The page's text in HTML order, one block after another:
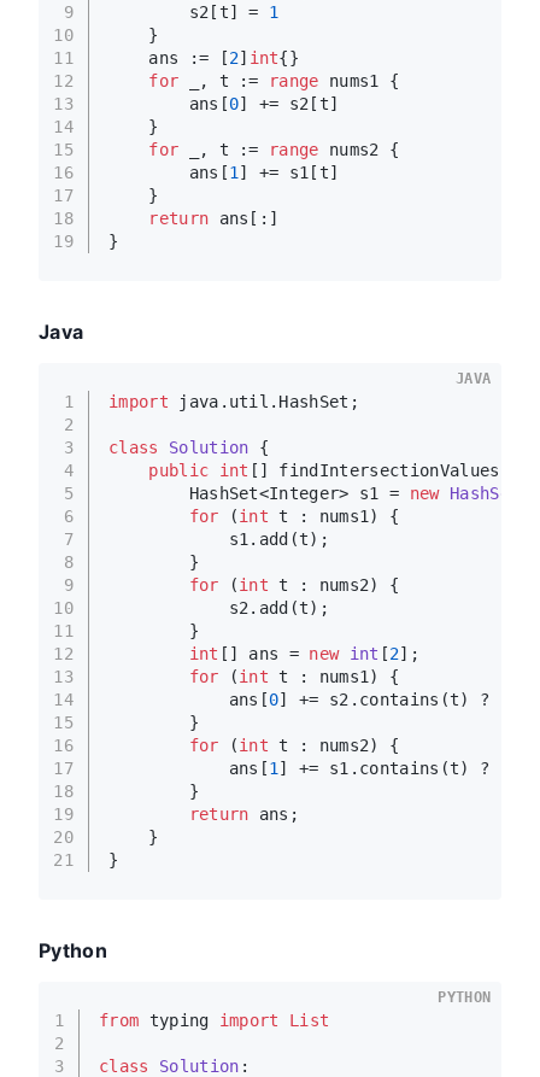
9
10
11
12
13
14
15
16
17
18
19
        s2[t] =
1
    }
    ans := [
2] int{}
for _, t := range nums1 {
        ans[
0] += s2[t]
    }
for _, t := range nums2 {
        ans[
1 ] += s1[t]
    }
return ans[:]
}
Java
1
2
3
4
5
6
7
8
9
10
11
12
13
14
15
16
17
18
19
20
21
import java.util.HashSet;
class Solution {
public
int [] findIntersectionValues(
        HashSet<Integer> s1 =
new HashSet
for (int t : nums1) {
            s1.add(t);
        }
for (int t : nums2) {
            s2.add(t);
        }
int [] ans = new int [2];
for (int t : nums1) {
            ans[
0] += s2.contains(t) ?
        }
for (int t : nums2) {
            ans[
1 ] += s1.contains(t) ?
        }
return ans;
    }
}
JAVA
Python
1
2
3
from typing import List
class Solution :
PYTHON